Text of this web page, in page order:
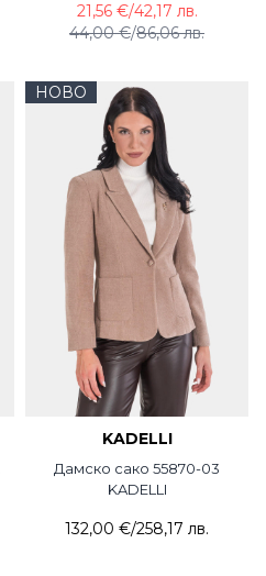
44,00 €/86,06 лв.
21,56 €/42,17 лв.
НОВО
KADELLI
Дамско сако 55870-03
KADELLI
132,00 €/258,17 лв.